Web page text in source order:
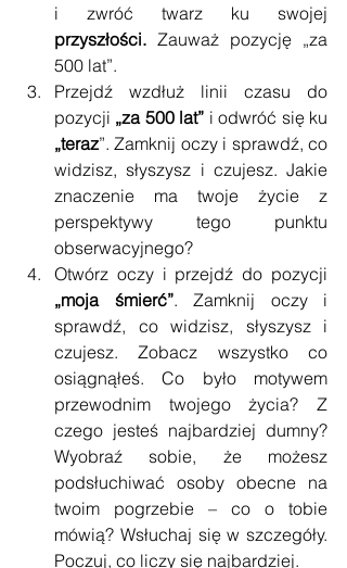
przyszłości. Zauważ pozycję „za
500 lat”.
Przejdź wzdłuż linii czasu do
pozycji „za 500 lat”
„teraz”. Zamknij oczy i sprawdź, co
widzisz, słyszysz i czujesz. Jakie
znaczenie ma twoje życie z
perspektywy tego punktu
obserwacyjnego?
„moja śmierć”. Zamknij oczy i
sprawdź, co widzisz, słyszysz i
czujesz. Zobacz wszystko co
osiągnąłeś. Co było motywem
przewodnim twojego życia? Z
czego jesteś najbardziej dumny?
Wyobraź sobie, że możesz
podsłuchiwać osoby obecne na
twoim pogrzebie – co o tobie
mówią? Wsłuchaj się w szczegóły.
Poczuj, co liczy się najbardziej.